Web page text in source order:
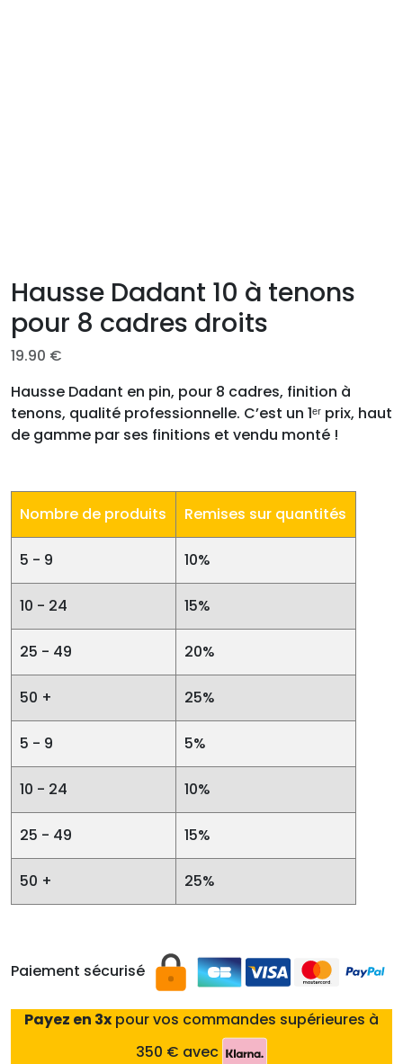
Hausse Dadant 10 à tenons
pour 8 cadres droits
19.90 €
Hausse Dadant en pin, pour 8 cadres, finition à
tenons, qualité professionnelle. C’est un 1ᵉʳ prix, haut
de gamme par ses finitions et vendu monté !
Nombre de produits Remises sur quantités
5 - 9 10%
10 - 24 15%
25 - 49 20%
50 + 25%
5 - 9 5%
10 - 24 10%
25 - 49 15%
50 + 25%
Paiement sécurisé
Payez en 3x pour vos commandes supérieures à
350 € avec